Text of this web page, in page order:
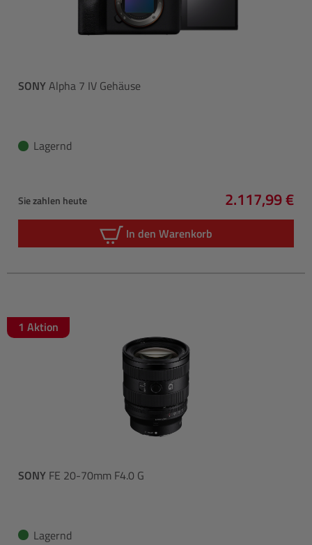
SONYAlpha 7 IV Gehäuse
Lagernd
Sie zahlen heute
Regulärer
2.117,99 €
In den Warenkorb
1 Aktion
SONY FE 20-70mm F4.0 G
Lagernd